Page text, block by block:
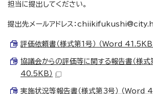
担当に提出してください。
提出先メールアドレス：
評価依頼書（様式第1号） （Word 41.5KB
協議会からの評価等に関する報告書（様式
40.5KB）
実施状況等報告書（様式第3号） （Word